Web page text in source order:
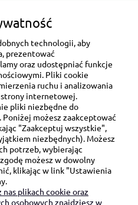
8 lok. 57/58
Łódź
SIĘ Z NAMI:
technologii, aby
prezentować
oraz udostępniać funkcje
Pliki cookie
ruchu i analizowania
strony internetowej.
pliki niezbędne do
Poniżej możesz zaakceptować
"Zaakceptuj wszystkie",
niezbędnych). Możesz
potrzeb, wybierając
możesz w dowolny
klikając w link "Ustawienia
nas plikach cookie oraz
osobowych znajdziesz w